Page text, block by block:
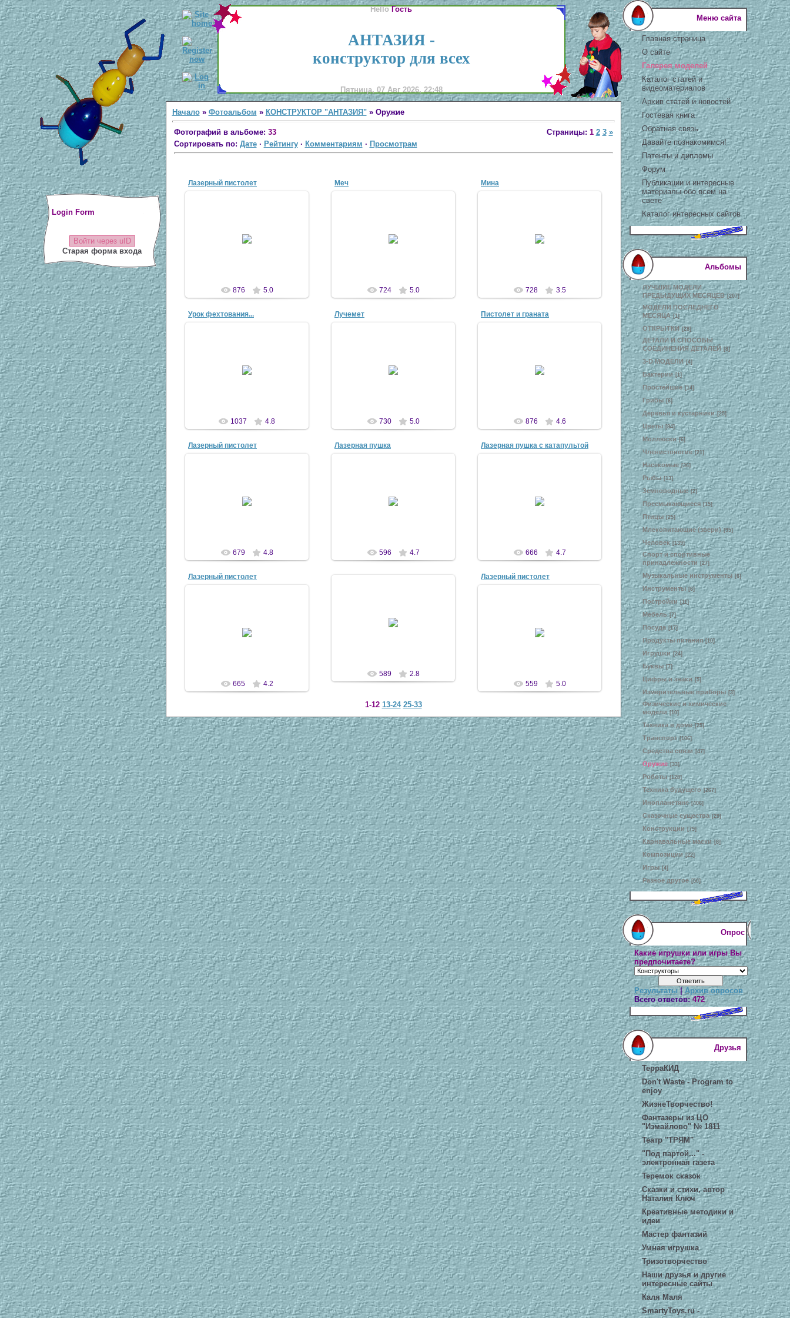
Login Form
Войти через uID
Старая форма входа
HelloГость
АНТАЗИЯ -
конструктор для всех
Пятница, 07 Авг 2026, 22:48
Начало» Фотоальбом » КОНСТРУКТОР "АНТАЗИЯ"» Оружие
Фотографий в альбоме: 33 Страницы: 1 2 3 »
Сортировать по: Дате· Рейтингу· Комментариям · Просмотрам
Лазерный пистолет
876 5.0
Меч
724 5.0
Мина
728 3.5
Урок фехтования...
1037 4.8
Лучемет
730 5.0
Пистолет и граната
876 4.6
Лазерный пистолет
679 4.8
Лазерная пушка
596 4.7
Лазерная пушка с катапультой
666 4.7
Лазерный пистолет
665 4.2
589 2.8
Лазерный пистолет
559 5.0
1-12 13-24 25-33
Меню сайта
Главная страница
О сайте
Галерея моделей
Каталог статей и
видеоматериалов
Архив статей и новостей
Гостевая книга
Обратная связь
Давайте познакомимся!
Патенты и дипломы
Форум
Публикации и интересные
материалы обо всем на
свете
Каталог интересных сайтов
Альбомы
ЛУЧШИЕ МОДЕЛИ
ПРЕДЫДУЩИХ МЕСЯЦЕВ [207]
МОДЕЛИ ПОСЛЕДНЕГО
МЕСЯЦА [1]
ОТКРЫТКИ [28]
ДЕТАЛИ И СПОСОБЫ
СОЕДИНЕНИЯ ДЕТАЛЕЙ
[8]
3-D МОДЕЛИ [4]
Бактерии [1]
Простейшие [14]
Грибы [6]
Деревья и кустарники [25]
Цветы [84]
Моллюски [6]
Членистоногие [21]
Насекомые [36]
Рыбы [13]
Земноводные [2]
Пресмыкающиеся [15]
Птицы [25]
Млекопитающие (звери) [95]
Человек [139]
Спорт и спортивные
принадлежности
[27]
Музыкальные инструменты [6]
Инструменты [6]
Постройки [11]
Мебель [7]
Посуда [17]
Продукты питания [10]
Игрушки [24]
Буквы [7]
Цифры и знаки [5]
Измерительные приборы [3]
Физические и химические
модели [10]
Техника в доме [25]
Транспорт [106]
Средства связи [47]
Оружие [33]
Роботы [128]
Техника будущего [267]
Инопланетяне [406]
Сказочные существа [29]
Конструкции [79]
Карнавальные маски [8]
Композиции [22]
Игры [4]
Разное другое [50]
Опрос
Какие игрушки или игры Вы
предпочитаете?
Результаты|Архив опросов
Всего ответов:472
Друзья
ТерраКИД
Don't Waste - Program to
enjoy
ЖизнеТворчество!
Фантазеры из ЦО
"Измайлово" № 1811
Театр "ТРЯМ"
"Под партой..." -
электронная газета
Теремок сказок
Сказки и стихи, автор
Наталия Ключ
Креативные методики и
идеи
Мастер фантазий
Умная игрушка
Тризотворчество
Наши друзья и другие
интересные сайты
Каля Маля
SmartyToys.ru -